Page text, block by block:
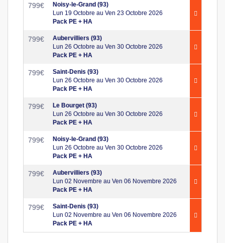
799€
Noisy-le-Grand (93)
Lun 19 Octobre au Ven 23 Octobre 2026
Pack PE + HA
799€
Aubervilliers (93)
Lun 26 Octobre au Ven 30 Octobre 2026
Pack PE + HA
799€
Saint-Denis (93)
Lun 26 Octobre au Ven 30 Octobre 2026
Pack PE + HA
799€
Le Bourget (93)
Lun 26 Octobre au Ven 30 Octobre 2026
Pack PE + HA
799€
Noisy-le-Grand (93)
Lun 26 Octobre au Ven 30 Octobre 2026
Pack PE + HA
799€
Aubervilliers (93)
Lun 02 Novembre au Ven 06 Novembre 2026
Pack PE + HA
799€
Saint-Denis (93)
Lun 02 Novembre au Ven 06 Novembre 2026
Pack PE + HA